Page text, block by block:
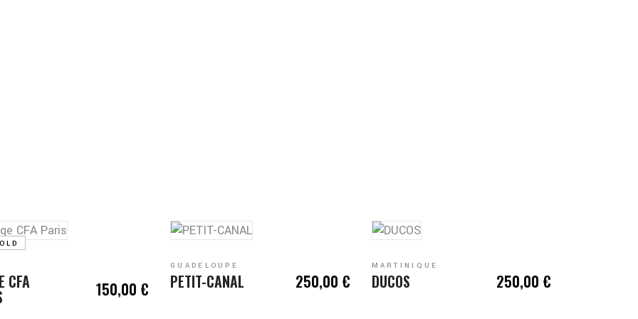
S'INSCRIRE
CFA 150,00 €
GUADELOUPE
PETIT-CANAL 250,00 €
MARTINIQUE
DUCOS 250,00 €